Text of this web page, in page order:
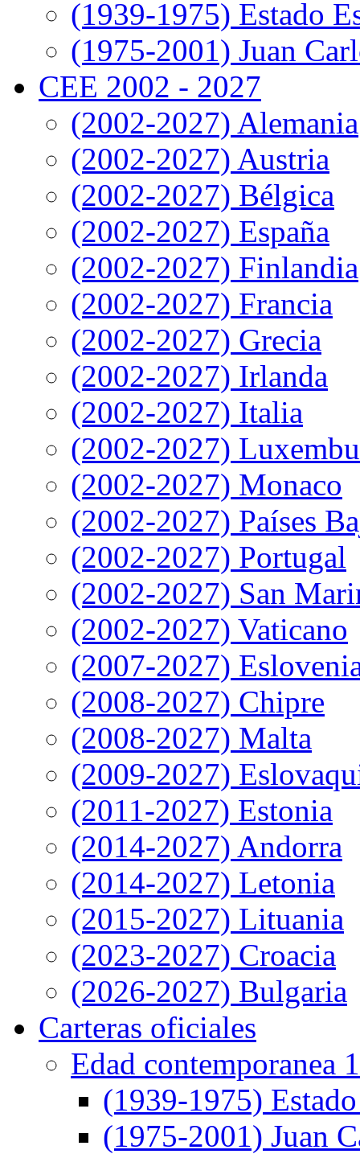
(1939-1975) Estado
(1975-2001) Juan
CEE 2002 - 2027
(2002-2027) Alemania
(2002-2027) Austria
(2002-2027) Bélgica
(2002-2027) España
(2002-2027) Finlandia
(2002-2027) Francia
(2002-2027) Grecia
(2002-2027) Irlanda
(2002-2027) Italia
(2002-2027)
(2002-2027) Monaco
(2002-2027) Países
(2002-2027) Portugal
(2002-2027) San
(2002-2027) Vaticano
(2007-2027)
(2008-2027) Chipre
(2008-2027) Malta
(2009-2027)
(2011-2027) Estonia
(2014-2027) Andorra
(2014-2027) Letonia
(2015-2027) Lituania
(2023-2027) Croacia
(2026-2027) Bulgaria
Carteras oficiales
Edad contemporanea
(1939-1975)
(1975-2001) Juan